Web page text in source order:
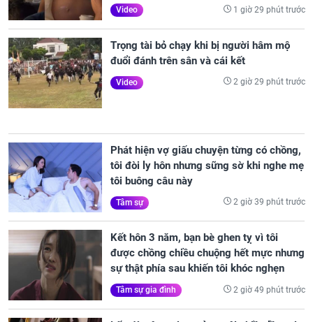
Video 1 giờ 29 phút trước
Trọng tài bỏ chạy khi bị người hâm mộ
đuổi đánh trên sân và cái kết
Video 2 giờ 29 phút trước
Phát hiện vợ giấu chuyện từng có chồng,
tôi đòi ly hôn nhưng sững sờ khi nghe mẹ
tôi buông câu này
Tâm sự 2 giờ 39 phút trước
Kết hôn 3 năm, bạn bè ghen tỵ vì tôi
được chồng chiều chuộng hết mực nhưng
sự thật phía sau khiến tôi khóc nghẹn
Tâm sự gia đình 2 giờ 49 phút trước